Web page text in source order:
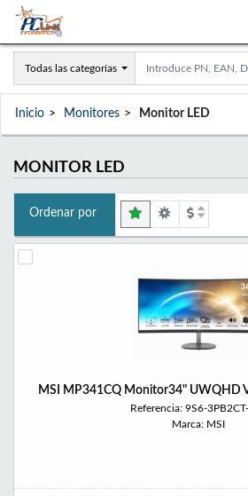
Todas las categorías
Inicio Monitores Monitor LED
MONITOR LED
Ordenar por
MSI MP341CQ Monitor34" UWQHD
Referencia: 9S6-
Marca: MSI